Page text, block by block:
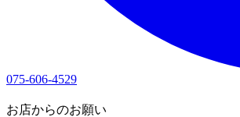
075-606-4529
お店からのお願い